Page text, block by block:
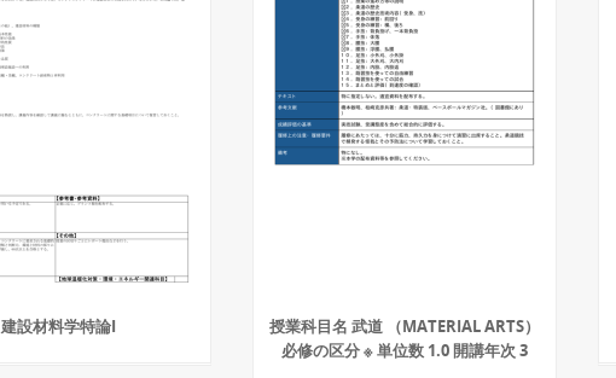
建設材料学特論I
授業科目名 武道 （MATERIAL ARTS）
必修の区分 ※ 単位数 1.0 開講年次 3